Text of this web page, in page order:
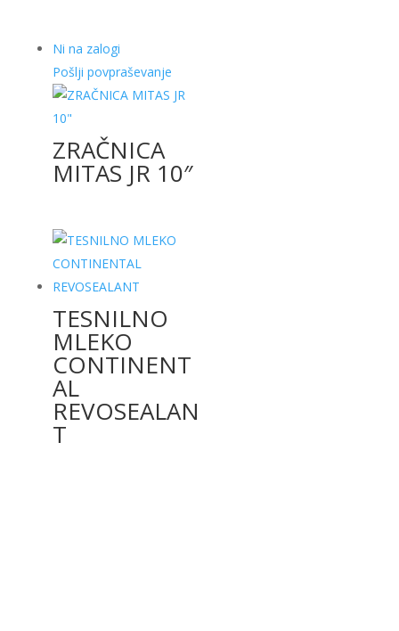
Ni na zalogi
Pošlji povpraševanje
ZRAČNICA
MITAS JR 10″
TESNILNO
MLEKO
CONTINENT
AL
REVOSEALAN
T